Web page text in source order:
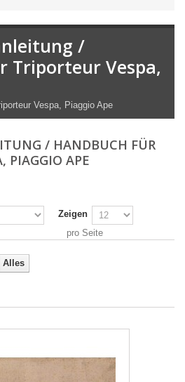
/
Triporteur Vespa,
Vespa, Piaggio Ape
/ HANDBUCH FÜR
PIAGGIO APE
Zeigen
pro Seite
Alles